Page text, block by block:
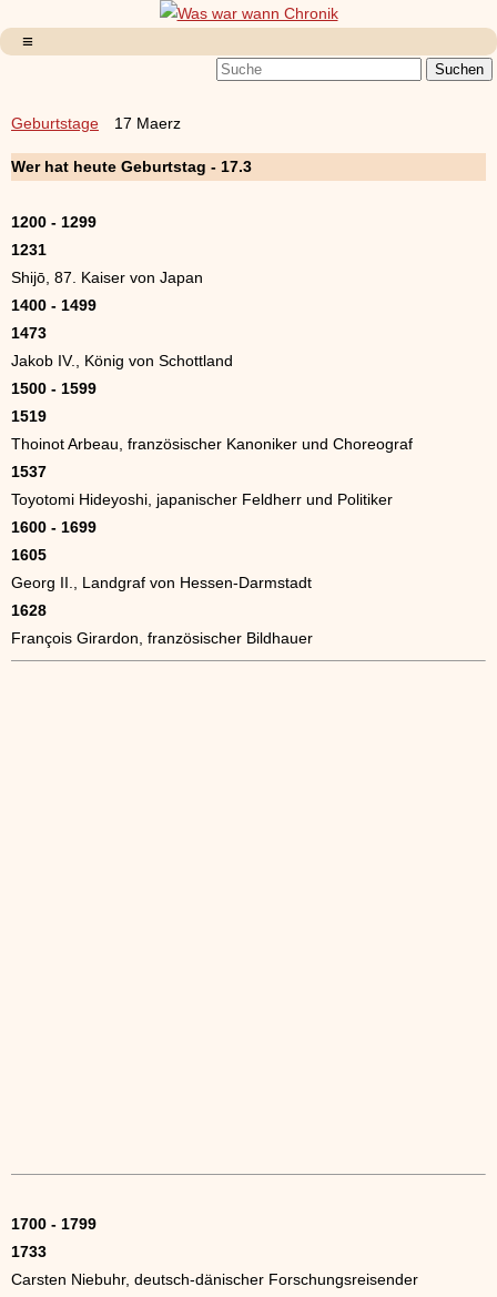
Geburtstage 17 Maerz
Wer hat heute Geburtstag - 17.3
1200 - 1299
1231
Shijō, 87. Kaiser von Japan
1400 - 1499
1473
Jakob IV., König von Schottland
1500 - 1599
1519
Thoinot Arbeau, französischer Kanoniker und Choreograf
1537
Toyotomi Hideyoshi, japanischer Feldherr und Politiker
1600 - 1699
1605
Georg II., Landgraf von Hessen-Darmstadt
1628
François Girardon, französischer Bildhauer
1700 - 1799
1733
Carsten Niebuhr, deutsch-dänischer Forschungsreisender